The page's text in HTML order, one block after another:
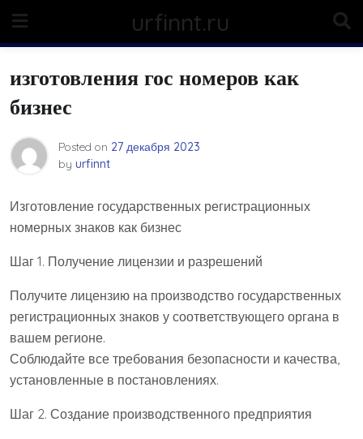
content
urfinnt.ru
изготовления гос номеров как
бизнес
Posted on 27 декабря 2023
by urfinnt
Изготовление государственных регистрационных
номерных знаков как бизнес
Шаг 1. Получение лицензии и разрешений
Получите лицензию на производство государственных
регистрационных знаков у соответствующего органа в
вашем регионе.
Соблюдайте все требования безопасности и качества,
установленные в постановлениях.
Шаг 2. Создание производственного предприятия